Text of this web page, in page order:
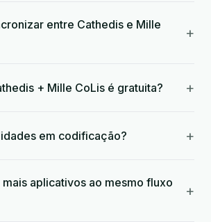
entre Cathedis e Mille
+
+ Mille CoLis é gratuita? +
em codificação? +
aplicativos ao mesmo fluxo
+